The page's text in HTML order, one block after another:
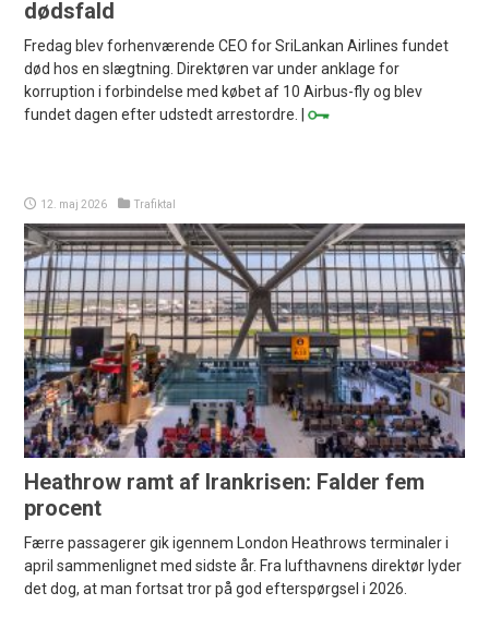
dødsfald
Fredag blev forhenværende CEO for SriLankan Airlines fundet
død hos en slægtning. Direktøren var under anklage for
korruption i forbindelse med købet af 10 Airbus-fly og blev
fundet dagen efter udstedt arrestordre. |
12. maj 2026 Trafiktal
Heathrow ramt af Irankrisen: Falder fem
procent
Færre passagerer gik igennem London Heathrows terminaler i
april sammenlignet med sidste år. Fra lufthavnens direktør lyder
det dog, at man fortsat tror på god efterspørgsel i 2026.